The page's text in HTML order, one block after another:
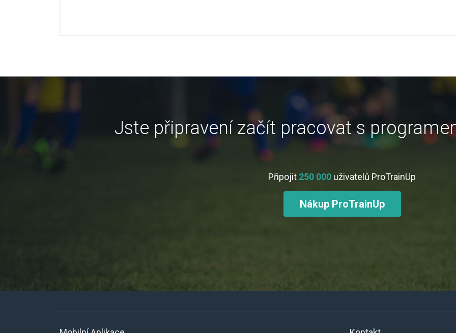
Jste připravení začít pracovat s
Připojit 250 000 uživatelů ProTrainUp
Nákup ProTrainUp